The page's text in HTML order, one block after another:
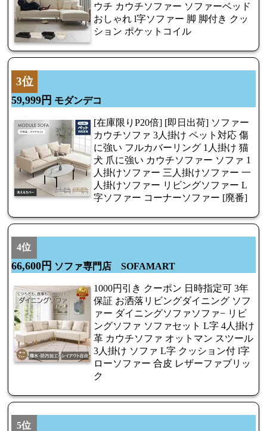
ウチ カウチソファー ソファーベッド
おしゃれ l字ソファー 脚 脚付き クッ
ション ポケットコイル
3位
59,999円 モダンデコ
[在庫限りP20倍] [即日出荷] ソファー
カウチソファ 3人掛け ペット対応 傷
に強い フルカバーリング 1人掛け 猫
犬 爪に強い カウチソファー ソファ 1
人掛けソファー 三人掛けソファー 一
人掛けソファー リビングソファー L
字ソファー コーナーソファー [廃番]
4位
66,600円 ソファ専門店 SOFAMART
1000円引き クーポン 日時指定可 3年
保証 お洒落リビングダイニング ソフ
ァー ダイニングソファソファ− リビ
ングソファ ソファセット L字 4人掛け
革 カウチソファ オットマン スツール
3人掛け ソファ L字 クッション付 l字
ローソファー 合皮 レザーファブリッ
ク
5位